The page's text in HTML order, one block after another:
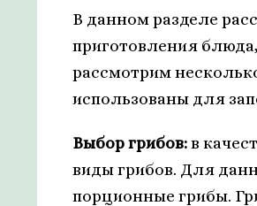
В данном разделе
приготовления
рассмотрим
использованы для
Выбор грибов:в
виды грибов. Для
порционные грибы.